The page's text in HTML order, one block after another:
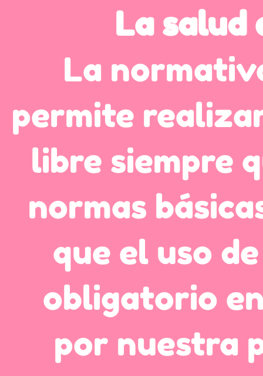
La salud
La
permite
libre siempre
normas
que el uso
obligatorio
por nuestra